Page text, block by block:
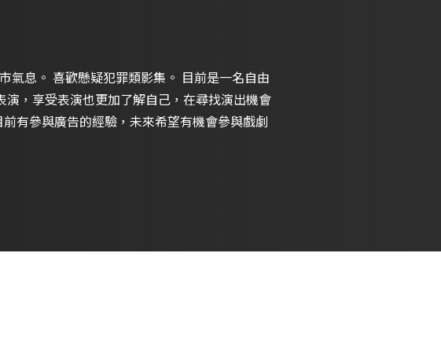
歡懸疑犯罪類影集。 目前是一名自由
，享受表演也更加了解自己，在尋找演出機會